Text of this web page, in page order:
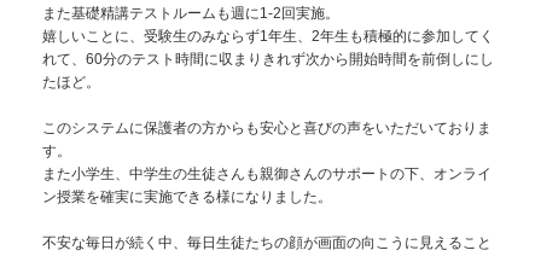
また基礎精講テストルームも週に1-2回実施。
嬉しいことに、受験生のみならず1年生、2年生も積極的に参加してく
れて、60分のテスト時間に収まりきれず次から開始時間を前倒しにし
たほど。
このシステムに保護者の方からも安心と喜びの声をいただいておりま
す。
また小学生、中学生の生徒さんも親御さんのサポートの下、オンライ
ン授業を確実に実施できる様になりました。
不安な毎日が続く中、毎日生徒たちの顔が画面の向こうに見えること